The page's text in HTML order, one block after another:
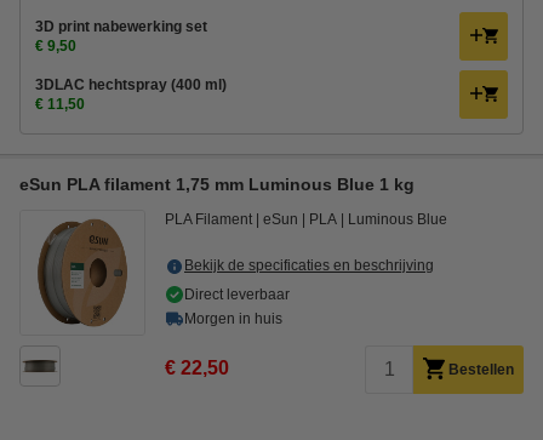
3D print nabewerking set
€ 9,50
3DLAC hechtspray (400 ml)
€ 11,50
eSun PLA filament 1,75 mm Luminous Blue 1 kg
PLA Filament eSun PLA Luminous Blue
Bekijk de specificaties en beschrijving
Direct leverbaar
Morgen in huis
€ 22,50 Bestellen